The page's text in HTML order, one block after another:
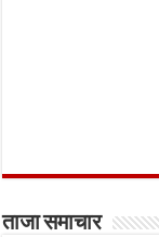
ताजा समाचार